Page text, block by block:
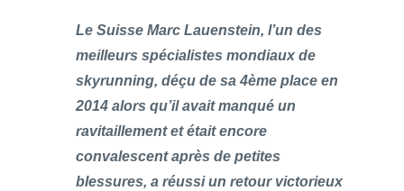
Le Suisse Marc Lauenstein, l’un des
meilleurs spécialistes mondiaux de
skyrunning, déçu de sa 4ème place en
2014 alors qu’il avait manqué un
ravitaillement et était encore
convalescent après de petites
blessures, a réussi un retour victorieux